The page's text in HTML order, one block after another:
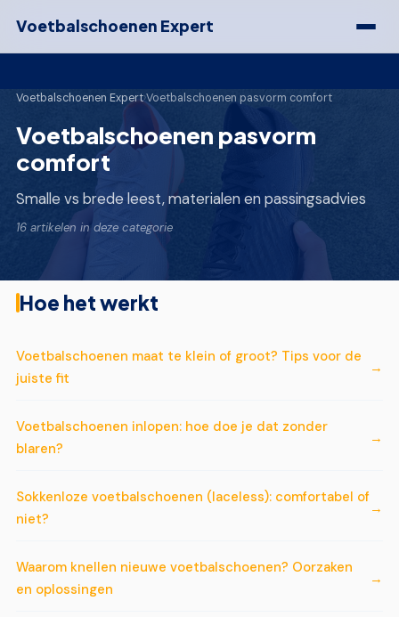
Voetbalschoenen Expert
Voetbalschoenen Expert›Voetbalschoenen pasvorm comfort
Voetbalschoenen pasvorm
comfort
Smalle vs brede leest, materialen en passingsadvies
16 artikelen in deze categorie
Hoe het werkt
Voetbalschoenen maat te klein of groot? Tips voor de
juiste fit
Voetbalschoenen inlopen: hoe doe je dat zonder
blaren?
Sokkenloze voetbalschoenen (laceless): comfortabel of
niet?
Waarom knellen nieuwe voetbalschoenen? Oorzaken
en oplossingen